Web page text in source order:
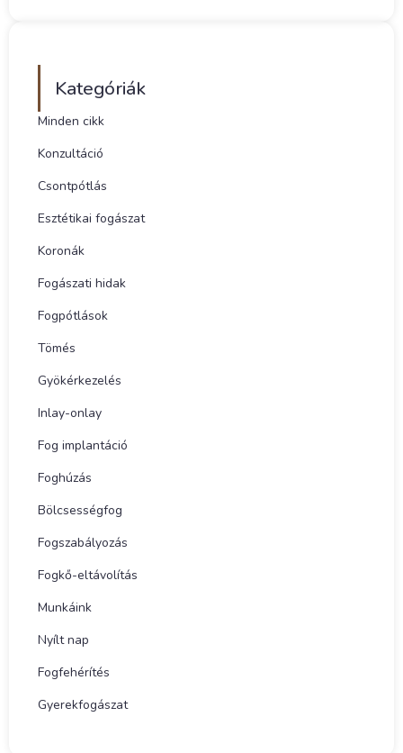
Kategóriák
Minden cikk
Konzultáció
Csontpótlás
Esztétikai fogászat
Koronák
Fogászati hidak
Fogpótlások
Tömés
Gyökérkezelés
Inlay-onlay
Fog implantáció
Foghúzás
Bölcsességfog
Fogszabályozás
Fogkő-eltávolítás
Munkáink
Nyílt nap
Fogfehérítés
Gyerekfogászat